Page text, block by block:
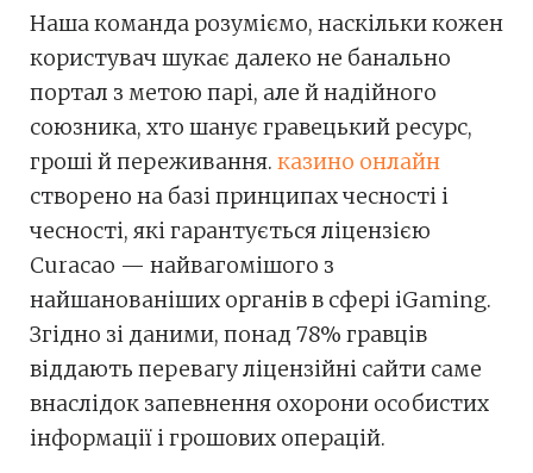
Наша команда розуміємо, наскільки кожен
користувач шукає далеко не банально
портал з метою парі, але й надійного
союзника, хто шанує гравецький ресурс,
гроші й переживання. казино онлайн
створено на базі принципах чесності і
чесності, які гарантується ліцензією
Curacao — найвагомішого з
найшанованіших органів в сфері iGaming.
Згідно зі даними, понад 78% гравців
віддають перевагу ліцензійні сайти саме
внаслідок запевнення охорони особистих
інформації і грошових операцій.